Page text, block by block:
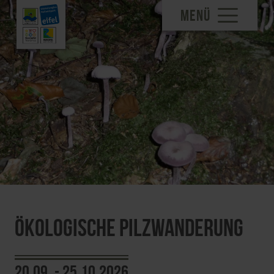
MENÜ
Ökologische Pilzwanderung